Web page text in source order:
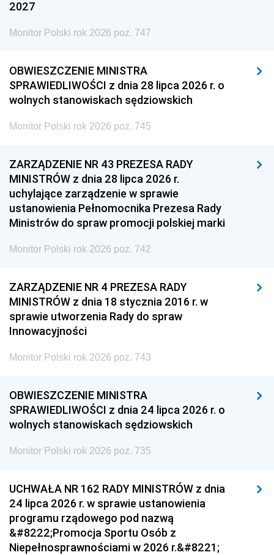
2027
Monitor Polski rok 2026 poz. 747
OBWIESZCZENIE MINISTRA
SPRAWIEDLIWOŚCI z dnia 28 lipca 2026 r. o
wolnych stanowiskach sędziowskich
Monitor Polski rok 2026 poz. 745
ZARZĄDZENIE NR 43 PREZESA RADY
MINISTRÓW z dnia 28 lipca 2026 r.
uchylające zarządzenie w sprawie
ustanowienia Pełnomocnika Prezesa Rady
Ministrów do spraw promocji polskiej marki
Monitor Polski rok 2026 poz. 742
ZARZĄDZENIE NR 4 PREZESA RADY
MINISTRÓW z dnia 18 stycznia 2016 r. w
sprawie utworzenia Rady do spraw
Innowacyjności
Monitor Polski rok 2026 poz. 743
OBWIESZCZENIE MINISTRA
SPRAWIEDLIWOŚCI z dnia 24 lipca 2026 r. o
wolnych stanowiskach sędziowskich
Monitor Polski rok 2026 poz. 735
UCHWAŁA NR 162 RADY MINISTRÓW z dnia
24 lipca 2026 r. w sprawie ustanowienia
programu rządowego pod nazwą
&#8222;Promocja Sportu Osób z
Niepełnosprawnościami w 2026 r.&#8221;